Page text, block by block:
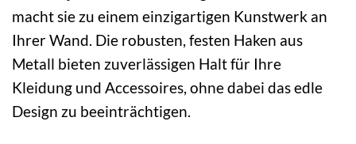
macht sie zu einem einzigartigen Kunstwerk an
Ihrer Wand. Die robusten, festen Haken aus
Metall bieten zuverlässigen Halt für Ihre
Kleidung und Accessoires, ohne dabei das edle
Design zu beeinträchtigen.